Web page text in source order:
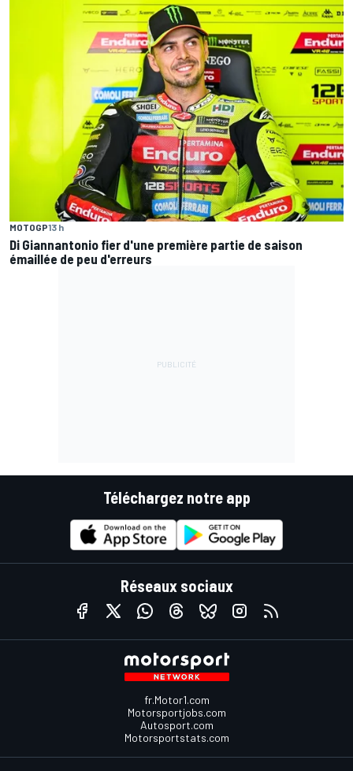
MOTOGP13 h
Di Giannantonio fier d'une première partie de saison
émaillée de peu d'erreurs
Téléchargez notre app
Réseaux sociaux
fr.Motor1.com
Motorsportjobs.com
Autosport.com
Motorsportstats.com